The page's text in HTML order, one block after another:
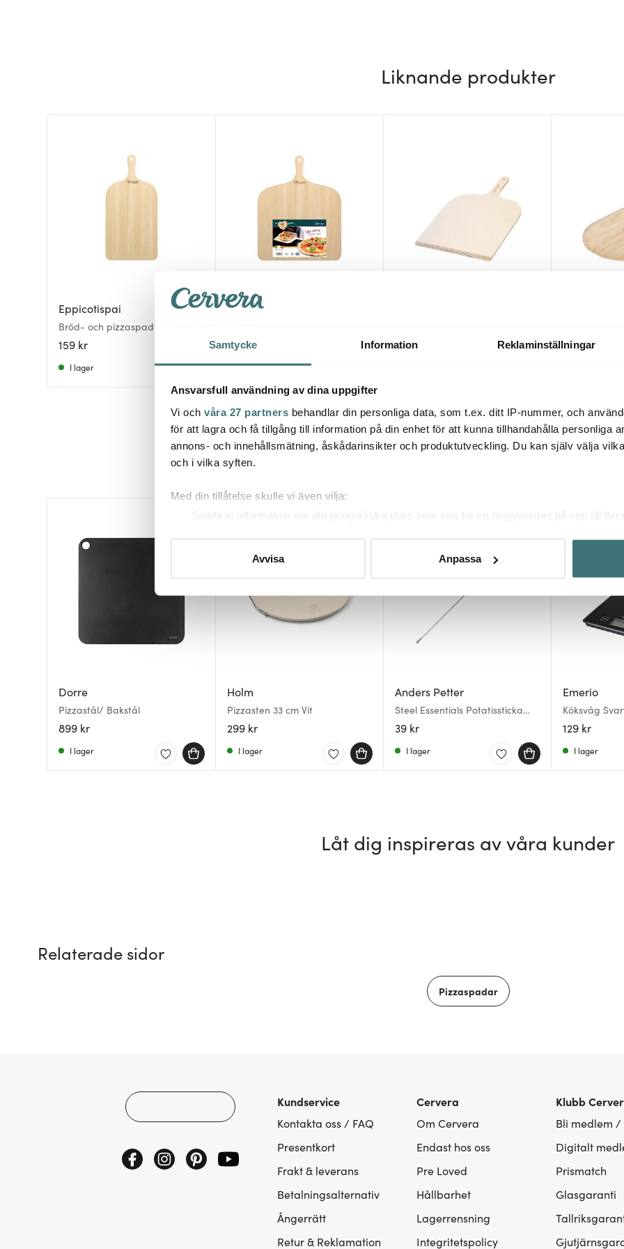
Samtycke Information Reklaminställningar
Ansvarsfull användning av dina uppgifter
Vi och våra 27 partners behandlar din personliga data, som t.ex. ditt IP-nummer, och
för att lagra och få tillgång till information på din enhet för att kunna tillhandahålla personliga
annons- och innehållsmätning, åskådarinsikter och produktutveckling. Du kan själv välja
och i vilka syften.
Med din tillåtelse skulle vi även vilja:
Samla in information om din geografiska plats som kan ha en noggrannhet på upp till
eller dra tillbaka ditt samtycke när som helst från cookie-förklaringen.
Vi använder cookies för att innehållet och annonserna ska anpassas efter det som vi tror att
att vi kan analysera vår trafik och göra hemsidan ännu bättre. Du bestämmer själv vilka
av.
Avvisa Anpassa
Liknande produkter
Eppicotispai
Bröd- och pizzaspade 23x50 cm
björk
159 kr
I lager
Eppicotispai
219 kr
I lager
249 kr 499 kr
Du kanske också gillar
Dorre
Pizzastål/ Bakstål
899 kr
I lager
Holm
Pizzasten 33 cm Vit
299 kr
I lager
Anders Petter
Steel Essentials Potatissticka
15,5 cm stål/svart
39 kr
I lager
Emerio
Köksvåg
129 kr
I lager
Låt dig inspireras av våra kunder
Relaterade sidor
Pizzaspadar
Kundservice
Kontakta oss / FAQ
Presentkort
Frakt & leverans
Betalningsalternativ
Ångerrätt
Retur & Reklamation
Cervera
Om Cervera
Endast hos oss
Pre Loved
Hållbarhet
Lagerrensning
Integritetspolicy
Klubb
Bli medlem /
Digitalt
Prismatch
Glasgaranti